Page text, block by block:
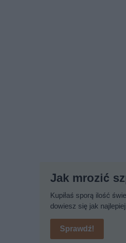
Jak mrozić
Kupiłaś sporą ilość
dowiesz się jak
Sprawdź!